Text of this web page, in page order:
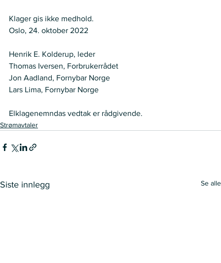
Klager gis ikke medhold.
Oslo, 24. oktober 2022
Henrik E. Kolderup, leder
Thomas Iversen, Forbrukerrådet
Jon Aadland, Fornybar Norge
Lars Lima, Fornybar Norge
Elklagenemndas vedtak er rådgivende.
Strømavtaler
Siste innlegg Se alle